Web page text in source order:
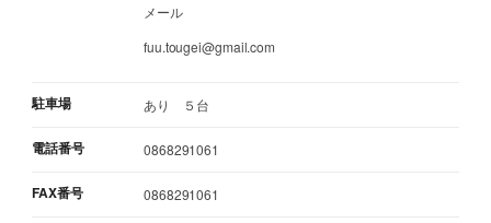
メール
fuu.tougei@gmail.com
駐車場 あり ５台
電話番号 0868291061
FAX番号 0868291061